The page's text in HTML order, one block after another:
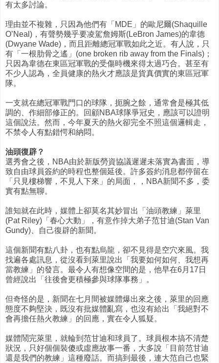
有太多討論。
理由並不複雜，只因為他們有「MDE」的歐尼爾(Shaquille
O’Neal)，有聲勢幾乎要凌駕詹姆斯(LeBron James)的韋德
(Dwyane Wade)，而且距離總冠軍戰如此之近。有人說，只
有「一根肋骨之遙」(one broken rib away from the Finals)；
只因為韋德在東區冠軍戰的受傷時機來得太過巧合。甚至有
不少人認為，全員健康的熱火才應該是貨真價實的東區冠軍
隊。
一支就在總冠軍戰門口的球隊，扼腕之餘，通常會是極其低
調的、作細部修正的。回顧NBA球隊爭冠史，應該可以證明
這個說法。然而，今年夏天的熱火卻完全不照這個邏輯走，
不禁令人有點錯愕和納悶。
油頭復辟？
選秀會之後，NBA由於新版勞資協議遲遲未落實為書面，導
致自由球員簽約的時程也整個延後。許多簽約消息都停留在
「只見樓梯響，不見人下來」的局面，，NBA新聞不多，委
實有點無聊。
誰知就在此時，媒體上卻莫名其妙冒出「油頭教練」萊里
(Pat Riley)「春心大動」，有意作掉大弟子范甘迪(Stan Van
Gundy)、自己復辟的新聞。
這個新聞有點八卦，也有點烏龍，卻不見得是空穴來風。我
找遍各處訊息，從沒看到萊里說出「我要如何如何、我想再
當教練」的發言。最令人有想像空間的是，他早在6月17日
曾經說出「往後會更積極參與球隊事務」。
但奇怪的是，新聞在七月間被媒體爆出來之後，萊里的回應
態度不夠堅決，既沒有批媒體亂寫，也沒有給出「我絕對不
會再擔任熱火教練」的回應，實在令人狐疑。
媒體鬧完萊里，就輪到范甘迪和球員了。球員根本搞不清楚
狀況，只好個個裝傻或虛應故事一番，大多說「目前范甘迪
還是我們的教練」這種廢話。而搞到最後，連大范自己也緊